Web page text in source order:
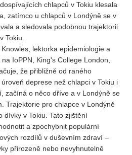
BLOG
pro autory
ARCHIV
chlapců v Tokiu klesala
zatímco u chlapců v Londýně se v
a sledovala podobnou trajektorii
Tokiu.
lektorka epidemiologie a
IoPPN, King's College London,
že přibližně od raného
deprese než chlapci v Tokiu i
začíná o něco dříve a v Londýně se
Trajektorie pro chlapce v Londýně
dívky v Tokiu. Tato zjištění
a zpochybnit populární
rozdílů v duševním zdraví –
přirozeně nebo nevyhnutelně